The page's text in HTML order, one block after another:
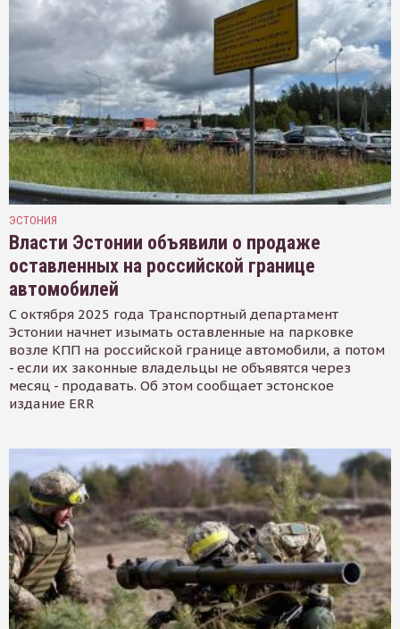
ЭСТОНИЯ
Власти Эстонии объявили о продаже
оставленных на российской границе
автомобилей
С октября 2025 года Транспортный департамент
Эстонии начнет изымать оставленные на парковке
возле КПП на российской границе автомобили, а потом
- если их законные владельцы не объявятся через
месяц - продавать. Об этом сообщает эстонское
издание ERR